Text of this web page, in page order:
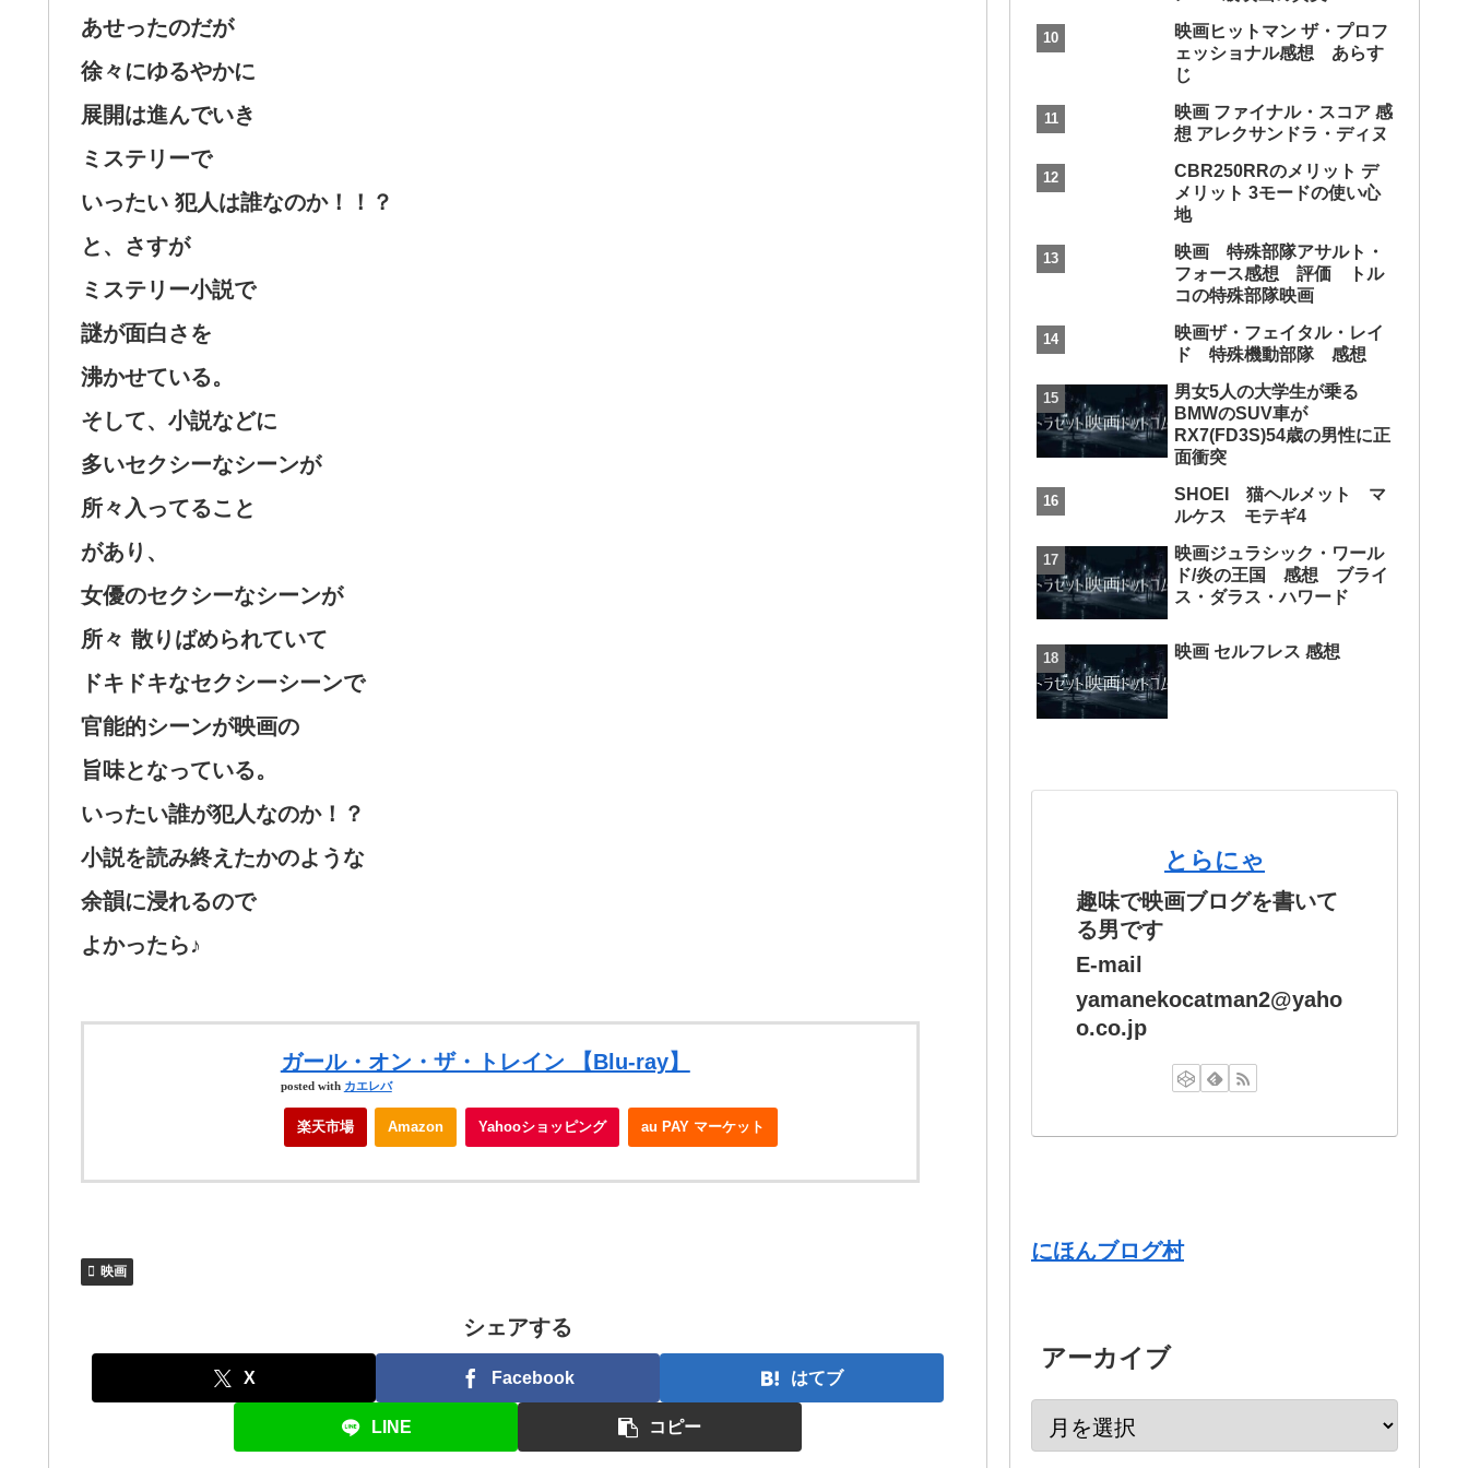
あせったのだが
徐々にゆるやかに
展開は進んでいき
ミステリーで
いったい 犯人は誰なのか！！？
と、さすが
ミステリー小説で
謎が面白さを
沸かせている。
そして、小説などに
多いセクシーなシーンが
所々入ってること
があり、
女優のセクシーなシーンが
所々 散りばめられていて
ドキドキなセクシーシーンで
官能的シーンが映画の
旨味となっている。
いったい誰が犯人なのか！？
小説を読み終えたかのような
余韻に浸れるので
よかったら♪
ガール・オン・ザ・トレイン 【Blu-ray】
posted with カエレバ
楽天市場 Amazon Yahooショッピング au PAY マーケット
映画
シェアする
X Facebook はてブ
LINE コピー
映画ヒットマン ザ・プロフ
ェッショナル感想 あらす
じ
映画 ファイナル・スコア 感
想 アレクサンドラ・ディヌ
CBR250RRのメリット デ
メリット 3モードの使い心
地
映画 特殊部隊アサルト・
フォース感想 評価 トル
コの特殊部隊映画
映画ザ・フェイタル・レイ
ド 特殊機動部隊 感想
男女5人の大学生が乗る
BMWのSUV車が
RX7(FD3S)54歳の男性に正
面衝突
SHOEI 猫ヘルメット マ
ルケス モテギ4
映画ジュラシック・ワール
ド/炎の王国 感想 ブライ
ス・ダラス・ハワード
映画 セルフレス 感想
とらにゃ
趣味で映画ブログを書いて
る男です
E-mail
yamanekocatman2@yaho
o.co.jp
にほんブログ村
アーカイブ